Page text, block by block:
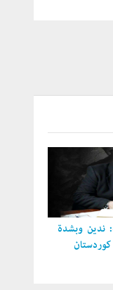
ندين وبشدة